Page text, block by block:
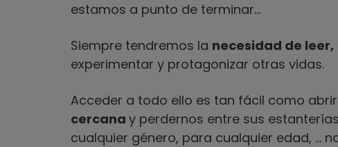
estamos a punto de terminar…
Siempre tendremos la necesidad de leer,
experimentar y protagonizar otras vidas.
Acceder a todo ello es tan fácil como
cercana y perdernos entre sus
cualquier género, para cualquier edad, ...